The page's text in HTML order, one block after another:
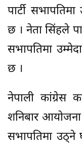
पार्टी
छ । नेता सिंहले
सभापतिमा
छ ।
नेपाली कांग्रेस
शनिबार आयोजना
सभापतिमा उठ्ने